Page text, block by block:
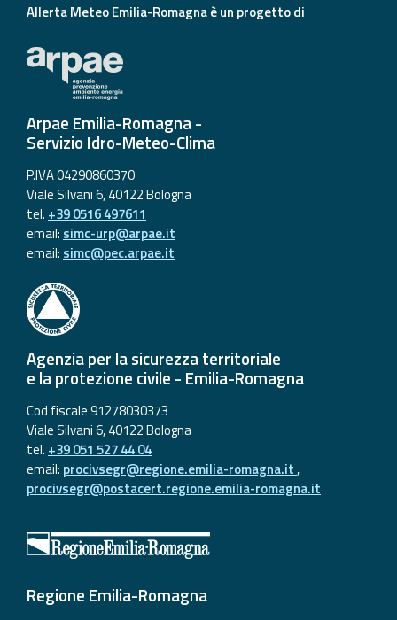
sviluppatori
Il progetto
Allerta
Meteo
Emilia-
Contatti
Allerta Meteo Emilia-Romagna è un progetto di
Arpae Emilia-Romagna -
Servizio Idro-Meteo-Clima
P.IVA 04290860370
Viale Silvani 6, 40122 Bologna
tel. +39 0516 497611
email: simc-urp@arpae.it
email: simc@pec.arpae.it
Agenzia per la sicurezza territoriale
e la protezione civile - Emilia-Romagna
Cod fiscale 91278030373
Viale Silvani 6, 40122 Bologna
tel. +39 051 527 44 04
email: procivsegr@regione.emilia-romagna.it,
procivsegr@postacert.regione.emilia-romagna.it
Regione Emilia-Romagna